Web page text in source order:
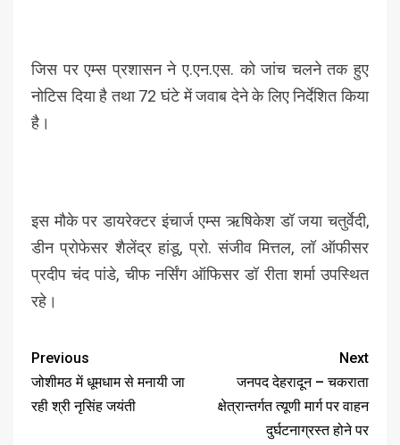
जिस पर एम्स प्रशासन ने ए.एन.एस. को जांच चलने तक हुए
नोटिस दिया है तथा 72 घंटे में जवाब देने के लिए निर्देशित किया
है।
इस मौके पर डायरेक्टर इंचार्ज एम्स ऋषिकेश डॉ जया चतुर्वेदी,
डीन प्रोफेसर शैलेंद्र हांडू, प्रो. संजीव मित्तल, लॉ ऑफीसर
प्रदीप चंद पांडे, चीफ नर्सिंग ऑफिसर डॉ रीता शर्मा उपस्थित
रहे।
Previous
जोशीमठ में धूमधाम से मनायी जा
रही श्री नृसिंह जयंती
Next
जनपद देहरादून – चकराता
क्षेत्रान्तर्गत त्यूणी मार्ग पर वाहन
दुर्घटनाग्रस्त होने पर